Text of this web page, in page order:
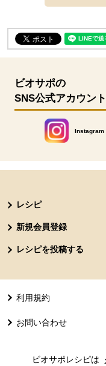
ビオサポの
SNS公式アカウント
Instagram
別のウィン
レシピ
新規会員登録
レシピを投稿する
利用規約
お問い合わせ
ビオサポレシピは